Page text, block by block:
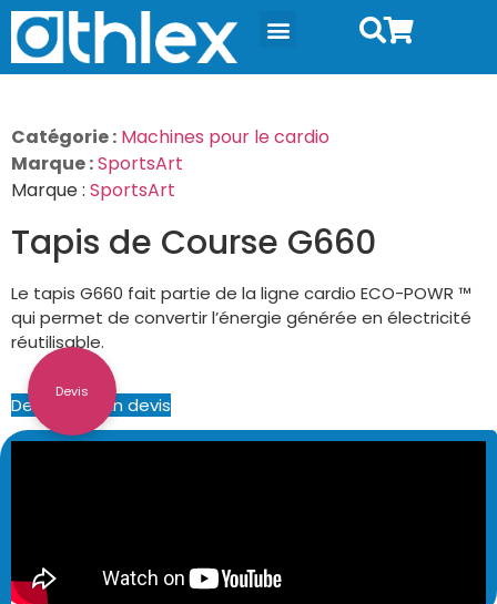
Catégorie : Machines pour le cardio
Marque :SportsArt
Marque : SportsArt
Tapis de Course G660
Le tapis G660 fait partie de la ligne cardio ECO-POWR ™
qui permet de convertir l’énergie générée en électricité
réutilisable.
Demander un devis
Devis